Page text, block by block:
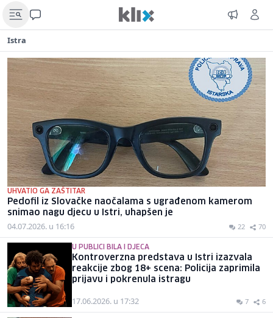
Istra
UHVATIO GA ZAŠTITAR
Pedofil iz Slovačke naočalama s ugrađenom kamerom
snimao nagu djecu u Istri, uhapšen je
04.07.2026. u 16:16 22 70
U PUBLICI BILA I DJECA
Kontroverzna predstava u Istri izazvala
reakcije zbog 18+ scena: Policija zaprimila
prijavu i pokrenula istragu
17.06.2026. u 17:32 7 6